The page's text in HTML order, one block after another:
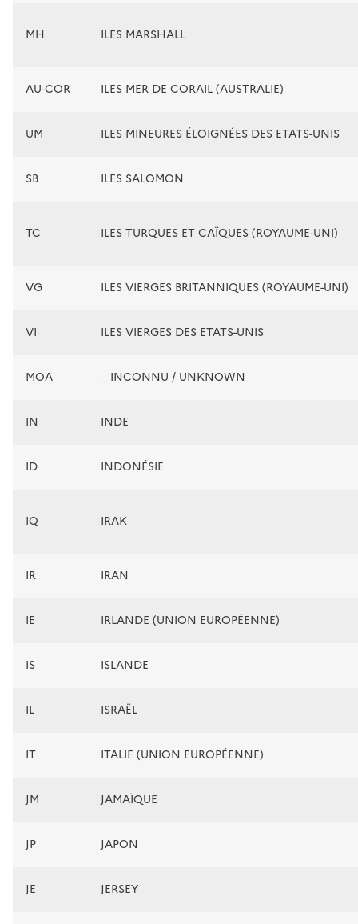
MH ILES MARSHALL
AU-COR ILES MER DE CORAIL (AUSTRALIE)
UM ILES MINEURES ÉLOIGNÉES DES ETATS-UNIS
SB ILES SALOMON
TC ILES TURQUES ET CAÏQUES (ROYAUME-UNI)
VG ILES VIERGES BRITANNIQUES (ROYAUME-UNI)
VI ILES VIERGES DES ETATS-UNIS
MOA _ INCONNU / UNKNOWN
IN INDE
ID INDONÉSIE
IQ IRAK
IR IRAN
IE IRLANDE (UNION EUROPÉENNE)
IS ISLANDE
IL ISRAËL
IT ITALIE (UNION EUROPÉENNE)
JM JAMAÏQUE
JP JAPON
JE JERSEY